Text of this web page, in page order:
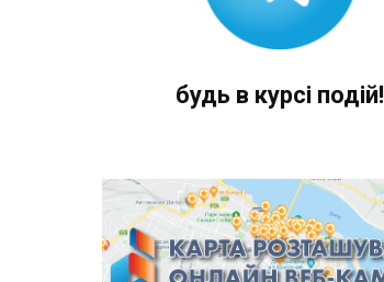
будь в курсі подій!